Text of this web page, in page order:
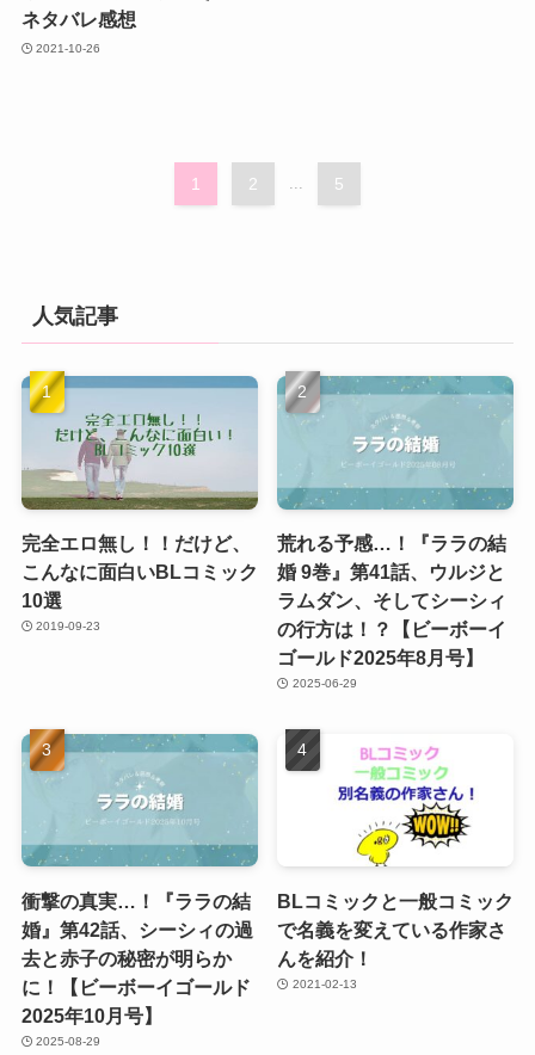
ネタバレ感想
2021-10-26
1 2 5
人気記事
完全エロ無し！！だけど、
こんなに面白いBLコミック
10選
2019-09-23
荒れる予感…！『ララの結
婚 9巻』第41話、ウルジと
ラムダン、そしてシーシィ
の行方は！？【ビーボーイ
ゴールド2025年8月号】
2025-06-29
衝撃の真実…！『ララの結
婚』第42話、シーシィの過
去と赤子の秘密が明らか
に！【ビーボーイゴールド
2025年10月号】
2025-08-29
BLコミックと一般コミック
で名義を変えている作家さ
んを紹介！
2021-02-13